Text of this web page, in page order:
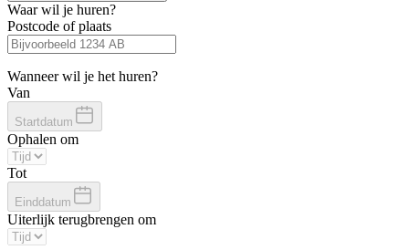
Waar wil je huren?
Postcode of plaats
Wanneer wil je het huren?
Van
Startdatum
Ophalen om
Tot
Einddatum
Uiterlijk terugbrengen om